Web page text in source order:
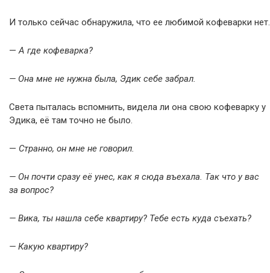
И только сейчас обнаружила, что ее любимой кофеварки нет.
—А где кофеварка?
— Она мне не нужна была, Эдик себе забрал.
Света пыталась вспомнить, видела ли она свою кофеварку у
Эдика, её там точно не было.
— Странно, он мне не говорил.
— Он почти сразу её унес, как я сюда въехала. Так что у вас
за вопрос?
— Вика, ты нашла себе квартиру? Тебе есть куда съехать?
— Какую квартиру?